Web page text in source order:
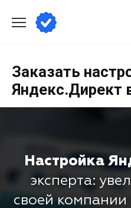
Заказать
Яндекс.Директ
Настройка
эксперта:
своей компании